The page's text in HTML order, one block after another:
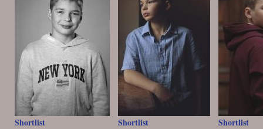
Shortlist Shortlist Shortlist